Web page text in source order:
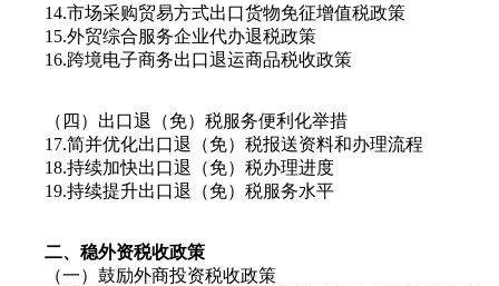
14.市场采购贸易方式出口货物免征增值税政策
15.外贸综合服务企业代办退税政策
16.跨境电子商务出口退运商品税收政策
（四）出口退（免）税服务便利化举措
17.简并优化出口退（免）税报送资料和办理流程
18.持续加快出口退（免）税办理进度
19.持续提升出口退（免）税服务水平
二、稳外资税收政策
（一）鼓励外商投资税收政策